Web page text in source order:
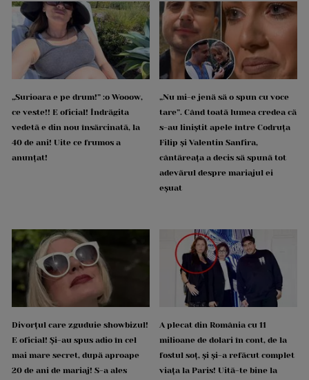
„Surioara e pe drum!” :o Wooow,
ce veste!! E oficial! Îndrăgita
vedetă e din nou însărcinată, la
40 de ani! Uite ce frumos a
anunțat!
„Nu mi-e jenă să o spun cu voce
tare”. Când toată lumea credea că
s-au liniștit apele între Codruța
Filip și Valentin Sanfira,
cântăreața a decis să spună tot
adevărul despre mariajul ei
eșuat
Divorțul care zguduie showbizul!
E oficial! Și-au spus adio în cel
mai mare secret, după aproape
20 de ani de mariaj! S-a ales
A plecat din România cu 11
milioane de dolari în cont, de la
fostul soț, și și-a refăcut complet
viața la Paris! Uită-te bine la